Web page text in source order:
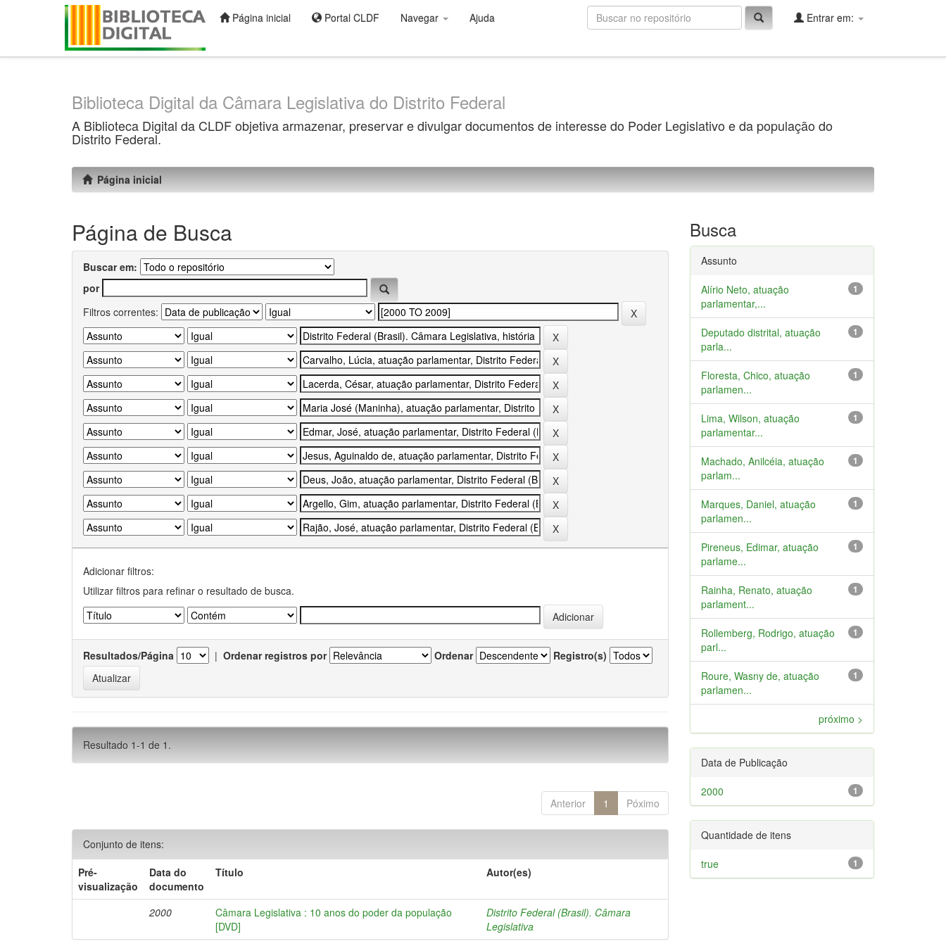
Página inicial Portal CLDF Navegar Ajuda Entrar em:
Biblioteca Digital da Câmara Legislativa do Distrito Federal
A Biblioteca Digital da CLDF objetiva armazenar, preservar e divulgar documentos de interesse do Poder Legislativo e da população do
Distrito Federal.
Página inicial
Página de Busca
Buscar em:
por
Filtros correntes:
Adicionar filtros:
Utilizar filtros para refinar o resultado de busca.
Resultados/Página | Ordenar registros por Ordenar Registro(s)
Resultado 1-1 de 1.
Anterior 1 Póximo
Conjunto de itens:
Pré-
visualização
Data do
documento
Título Autor(es)
2000
Câmara Legislativa : 10 anos do poder da população
[DVD]
Distrito Federal (Brasil). Câmara
Legislativa
Busca
Assunto
1
Alírio Neto, atuação
parlamentar,...
1
Deputado distrital, atuação
parla...
1
Floresta, Chico, atuação
parlamen...
1
Lima, Wilson, atuação
parlamentar...
1
Machado, Anilcéia, atuação
parlam...
1
Marques, Daniel, atuação
parlamen...
1
Pireneus, Edimar, atuação
parlame...
1
Rainha, Renato, atuação
parlament...
1
Rollemberg, Rodrigo, atuação
parl...
1
Roure, Wasny de, atuação
parlamen...
próximo >
Data de Publicação
1
2000
Quantidade de itens
1
true